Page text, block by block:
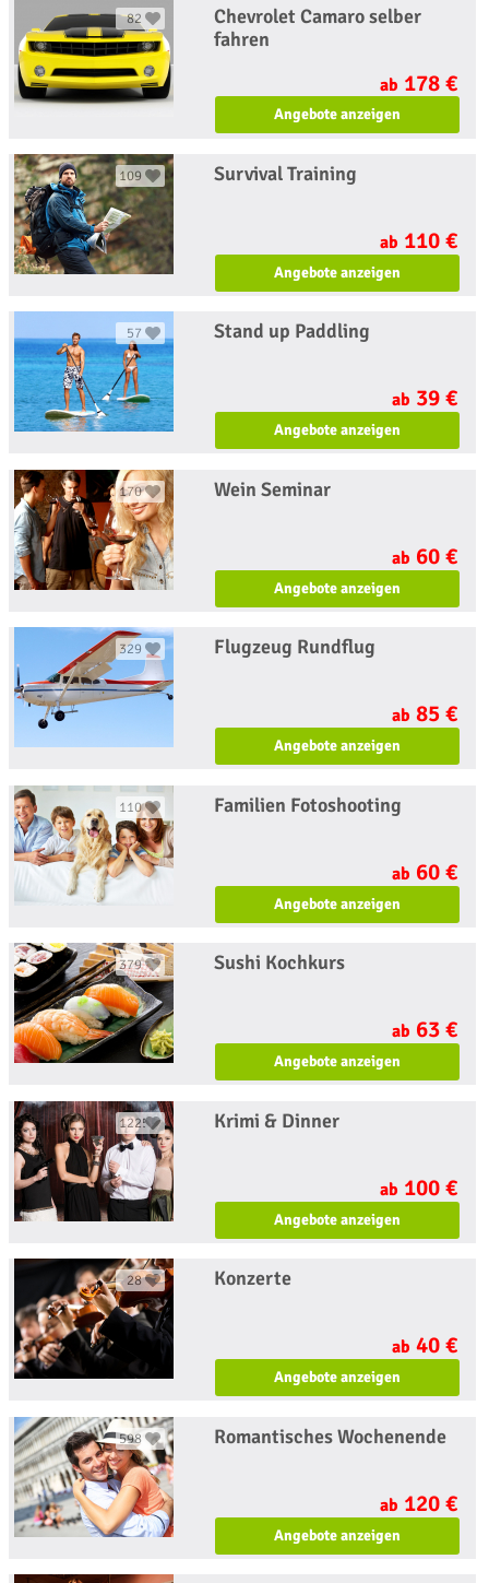
82
Chevrolet Camaro selber
fahren
ab 178 €
Angebote anzeigen
109 Survival Training
ab 110 €
Angebote anzeigen
57 Stand up Paddling
ab 39 €
Angebote anzeigen
170 Wein Seminar
ab 60 €
Angebote anzeigen
329 Flugzeug Rundflug
ab 85 €
Angebote anzeigen
110 Familien Fotoshooting
ab 60 €
Angebote anzeigen
379 Sushi Kochkurs
ab 63 €
Angebote anzeigen
1225 Krimi & Dinner
ab 100 €
Angebote anzeigen
28 Konzerte
ab 40 €
Angebote anzeigen
598 Romantisches Wochenende
ab 120 €
Angebote anzeigen